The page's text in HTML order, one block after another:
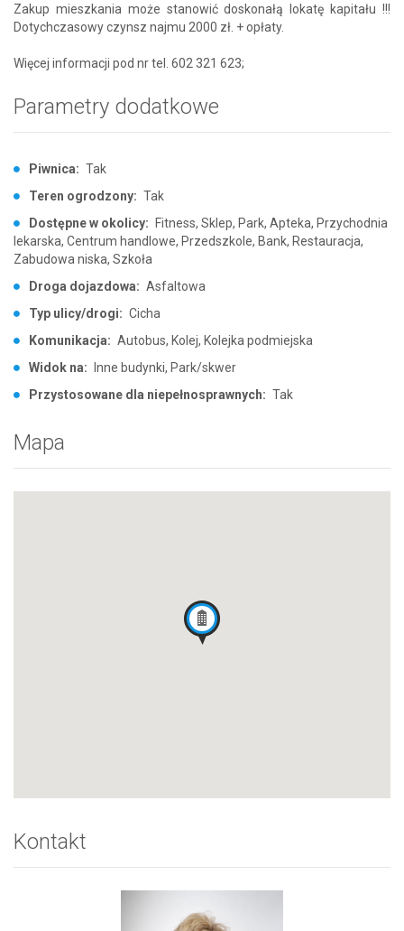
Zakup mieszkania może stanowić doskonałą lokatę kapitału !!!
Dotychczasowy czynsz najmu 2000 zł. + opłaty.
Więcej informacji pod nr tel. 602 321 623;
Parametry dodatkowe
Piwnica: Tak
Teren ogrodzony: Tak
Dostępne w okolicy: Fitness, Sklep, Park, Apteka, Przychodnia
lekarska, Centrum handlowe, Przedszkole, Bank, Restauracja,
Zabudowa niska, Szkoła
Droga dojazdowa: Asfaltowa
Typ ulicy/drogi: Cicha
Komunikacja: Autobus, Kolej, Kolejka podmiejska
Widok na: Inne budynki, Park/skwer
Przystosowane dla niepełnosprawnych: Tak
Mapa
Kontakt